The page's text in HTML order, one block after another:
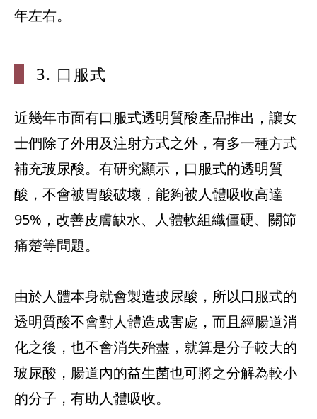
3. 口服式
近幾年市面有口服式透明質酸產品推出，讓女
士們除了外用及注射方式之外，有多一種方式
補充玻尿酸。有研究顯示，口服式的透明質
酸，不會被胃酸破壞，能夠被人體吸收高達
95%，改善皮膚缺水、人體軟組織僵硬、關節
痛楚等問題。
由於人體本身就會製造玻尿酸，所以口服式的
透明質酸不會對人體造成害處，而且經腸道消
化之後，也不會消失殆盡，就算是分子較大的
玻尿酸，腸道內的益生菌也可將之分解為較小